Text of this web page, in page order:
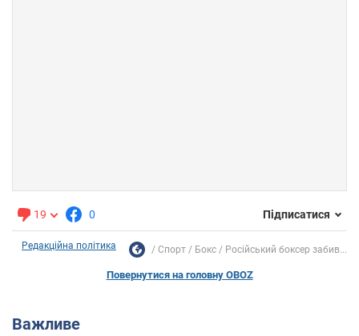
19 0 Підписатися
Редакційна політика Спорт Бокс Російський боксер забив...
Повернутися на головну OBOZ
Важливе